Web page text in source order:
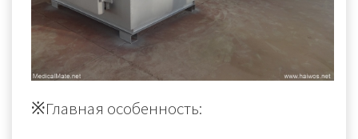
※Главная особенность: